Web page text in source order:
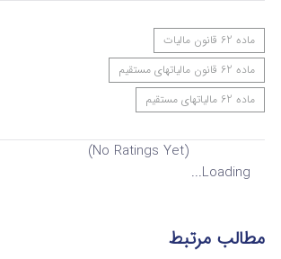
ماده 62 قانون مالیات
ماده 62 قانون مالیاتهای مستقیم
ماده 62 مالیاتهای مستقیم
(No Ratings Yet)
Loading...
مطالب مرتبط